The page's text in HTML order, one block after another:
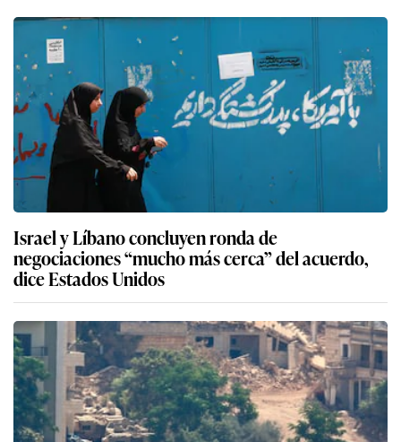
Israel y Líbano concluyen ronda de
negociaciones “mucho más cerca” del acuerdo,
dice Estados Unidos